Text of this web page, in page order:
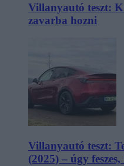
Villanyautó teszt:
zavarba hozni
Villanyautó teszt:
(2025) – úgy